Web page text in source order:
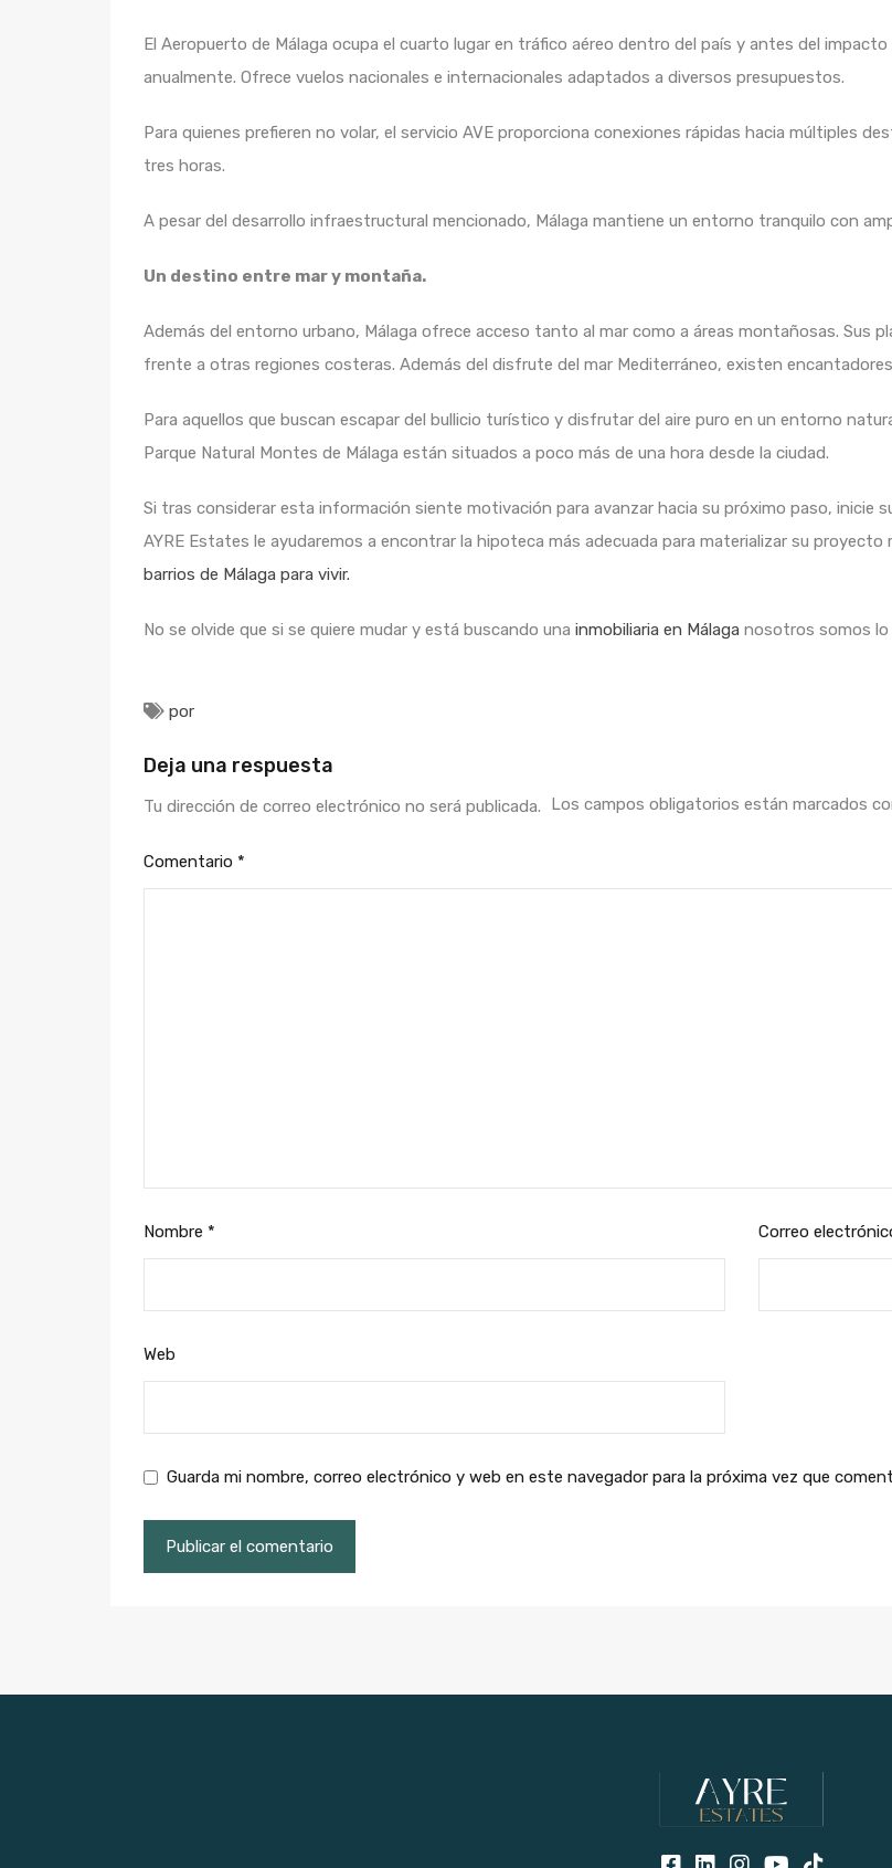
El Aeropuerto de Málaga ocupa el cuarto lugar en tráfico aéreo dentro del país y antes del
anualmente. Ofrece vuelos nacionales e internacionales adaptados a diversos presupuestos.
Para quienes prefieren no volar, el servicio AVE proporciona conexiones rápidas hacia múltiples
tres horas.
A pesar del desarrollo infraestructural mencionado, Málaga mantiene un entorno tranquilo con
Un destino entre mar y montaña.
Además del entorno urbano, Málaga ofrece acceso tanto al mar como a áreas montañosas. Sus
frente a otras regiones costeras. Además del disfrute del mar Mediterráneo, existen
Para aquellos que buscan escapar del bullicio turístico y disfrutar del aire puro en un entorno
Parque Natural Montes de Málaga están situados a poco más de una hora desde la ciudad.
Si tras considerar esta información siente motivación para avanzar hacia su próximo paso, inicie
AYRE Estates le ayudaremos a encontrar la hipoteca más adecuada para materializar su proyecto
barrios de Málaga para vivir.
No se olvide que si se quiere mudar y está buscando una inmobiliaria en Málaga nosotros somos lo
por
Deja una respuesta
Tu dirección de correo electrónico no será publicada. Los campos obligatorios están marcados
Comentario *
Nombre * Correo
Web
Guarda mi nombre, correo electrónico y web en este navegador para la próxima vez que